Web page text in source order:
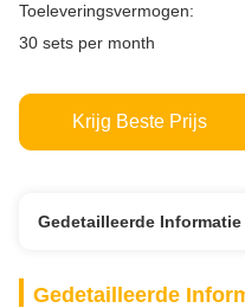
Toeleveringsvermogen:
30 sets per month
Krijg Beste Prijs
Gedetailleerde Informatie
Gedetailleerde